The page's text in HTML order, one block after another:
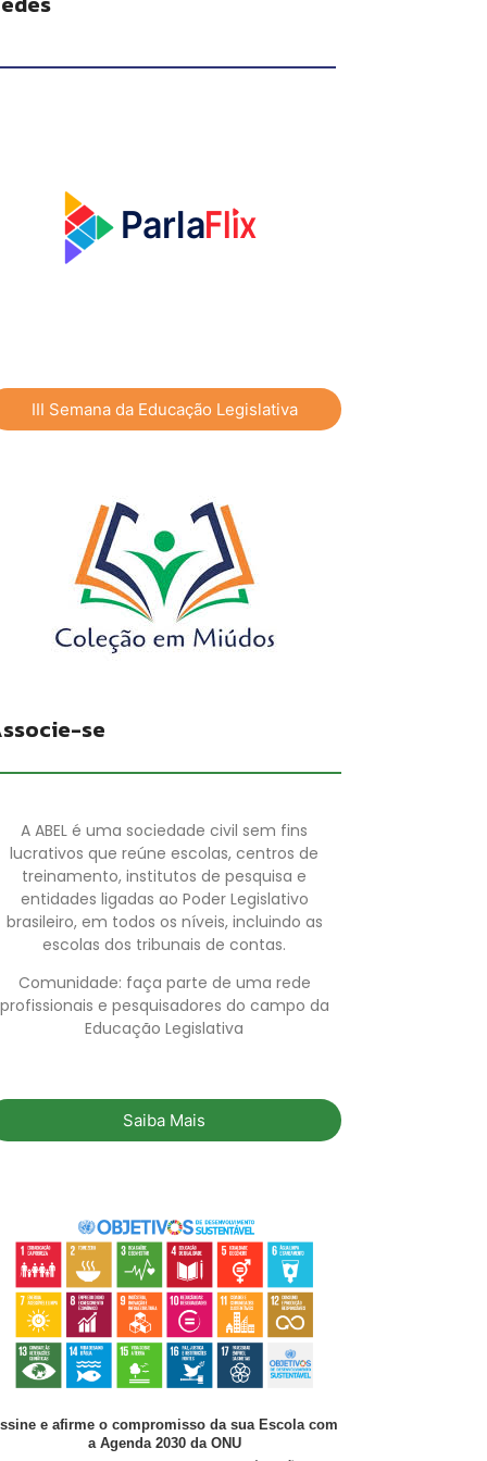
ParlaFlix
III Semana da Educação Legislativa
se
A ABEL é uma sociedade civil sem fins
lucrativos que reúne escolas, centros de
treinamento, institutos de pesquisa e
entidades ligadas ao Poder Legislativo
brasileiro, em todos os níveis, incluindo as
escolas dos tribunais de contas.
Comunidade: faça parte de uma rede
profissionais e pesquisadores do campo da
Educação Legislativa
Saiba Mais
e afirme o compromisso da sua Escola com
a Agenda 2030 da ONU